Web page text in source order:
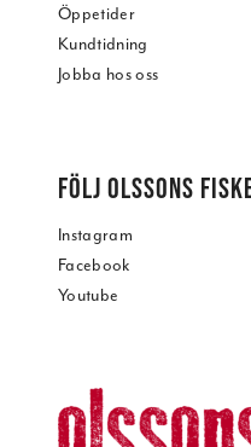
Öppetider
Kundtidning
Jobba hos oss
FÖLJ OLSSONS
Instagram
Facebook
Youtube